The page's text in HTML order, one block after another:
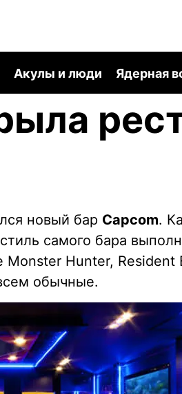
Акулы и люди Ядерная
новый бар Capcom.
самого бара
Hunter, Resident
обычные.